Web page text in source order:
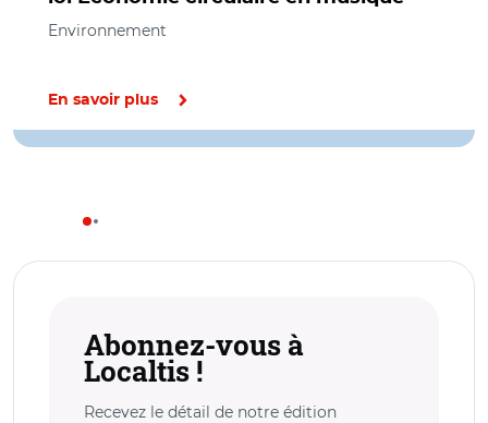
Environnement
En savoir plus
Abonnez-vous à
Localtis !
Recevez le détail de notre édition